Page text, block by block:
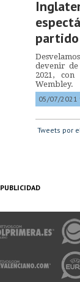
devenir
2021,
Wembley.
05/07/2021
Tweets por
PUBLICIDAD